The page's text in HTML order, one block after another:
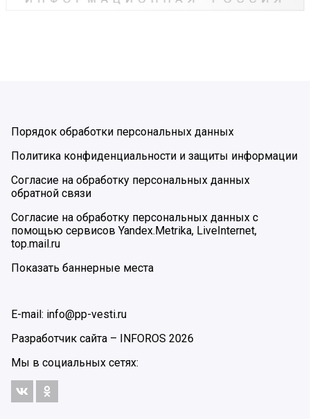
Порядок обработки персональных данных
Политика конфиденциальности и защиты информации
Согласие на обработку персональных данных
обратной связи
Согласие на обработку персональных данных с
помощью сервисов Yandex.Metrika, LiveInternet,
top.mail.ru
Показать баннерные места
E-mail: info@pp-vesti.ru
Разработчик сайта –
INFOROS 2026
Мы в социальных сетях: